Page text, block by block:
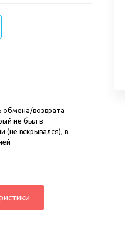
обмена/возврата
не был в
(не вскрывался), в